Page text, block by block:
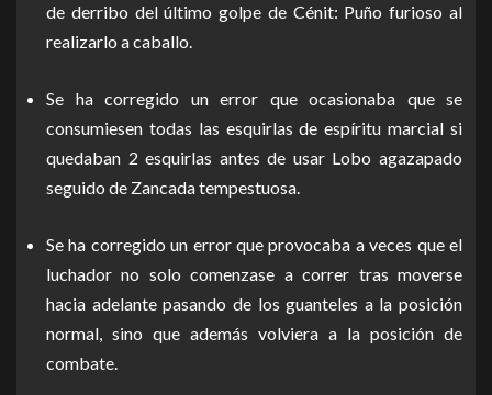
de derribo del último golpe de Cénit: Puño furioso al
realizarlo a caballo.
Se ha corregido un error que ocasionaba que se
consumiesen todas las esquirlas de espíritu marcial si
quedaban 2 esquirlas antes de usar Lobo agazapado
seguido de Zancada tempestuosa.
Se ha corregido un error que provocaba a veces que el
luchador no solo comenzase a correr tras moverse
hacia adelante pasando de los guanteles a la posición
normal, sino que además volviera a la posición de
combate.